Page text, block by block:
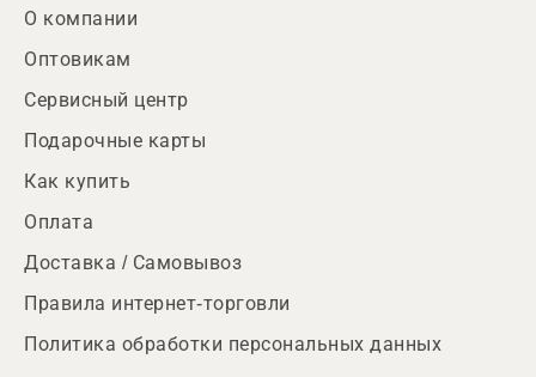
О компании
Оптовикам
Сервисный центр
Подарочные карты
Как купить
Оплата
Доставка / Самовывоз
Правила интернет-торговли
Политика обработки персональных данных